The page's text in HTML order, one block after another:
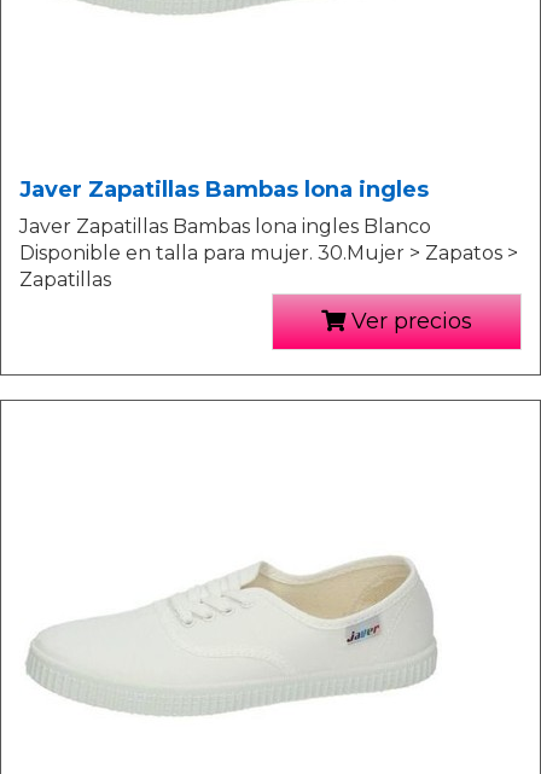
Javer Zapatillas Bambas lona ingles
Javer Zapatillas Bambas lona ingles Blanco
Disponible en talla para mujer. 30.Mujer > Zapatos >
Zapatillas
Ver precios